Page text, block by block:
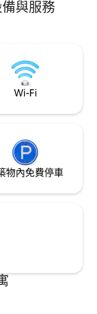
鬆需求，為您提供
地。 地理位置便利，距離首都羅索
全、安靜的街區，
想度假勝地。
與服務
Wi-Fi
物內免費停車